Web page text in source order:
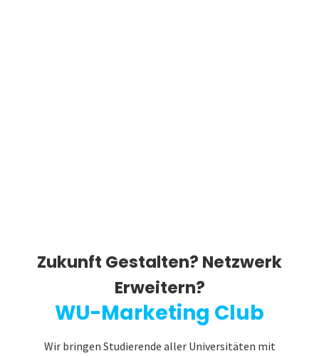
Zukunft Gestalten? Netzwerk
Erweitern?
WU-Marketing Club
Wir bringen Studierende aller Universitäten mit